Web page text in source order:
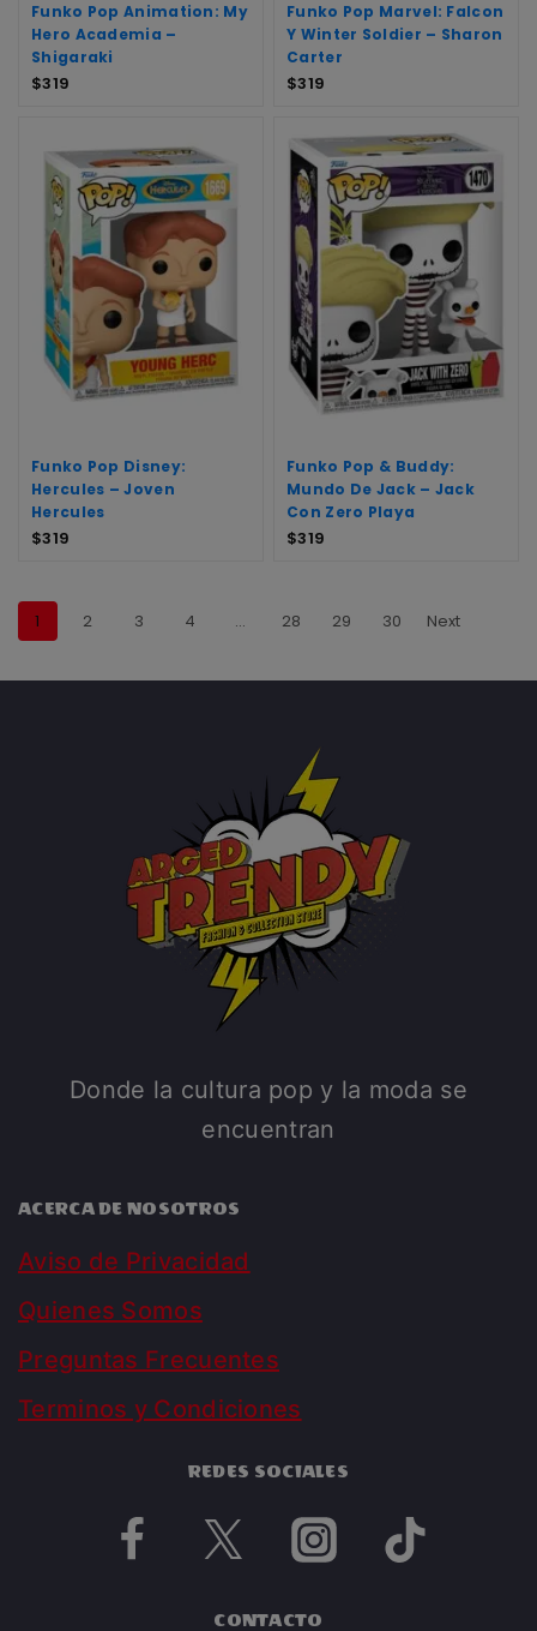
Funko Pop Animation: My
Hero Academia –
Shigaraki
$319
Funko Pop Marvel: Falcon
Y Winter Soldier – Sharon
Carter
$319
Funko Pop Disney:
Hercules – Joven
Hercules
$319
Funko Pop & Buddy:
Mundo De Jack – Jack
Con Zero Playa
$319
1 2 3 4 … 28 29 30 Next
Donde la cultura pop y la moda se
encuentran
ACERCA DE NOSOTROS
Aviso de Privacidad
Quienes Somos
Preguntas Frecuentes
Terminos y Condiciones
REDES SOCIALES
CONTACTO